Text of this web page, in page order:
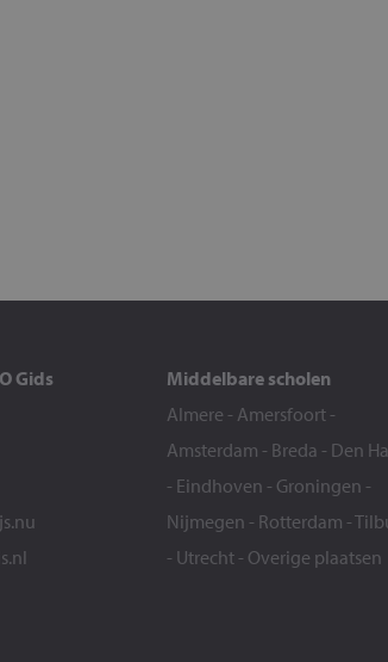
Gids
Middelbare scholen
Almere - Amersfoort -
Amsterdam - Breda - Den
- Eindhoven - Groningen -
Nijmegen - Rotterdam -
- Utrecht - Overige plaatsen